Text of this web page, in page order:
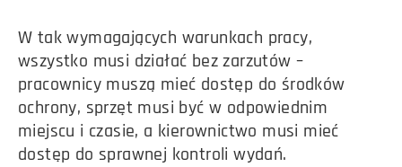
W tak wymagających warunkach pracy,
wszystko musi działać bez zarzutów –
pracownicy muszą mieć dostęp do środków
ochrony, sprzęt musi być w odpowiednim
miejscu i czasie, a kierownictwo musi mieć
dostęp do sprawnej kontroli wydań.